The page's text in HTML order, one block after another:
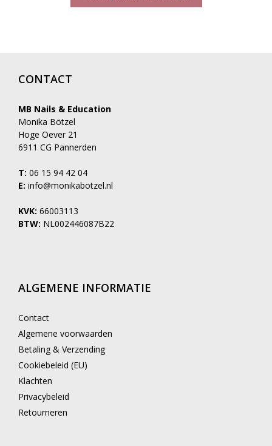
CONTACT
MB Nails & Education
Monika Bötzel
Hoge Oever 21
6911 CG Pannerden
T: 06 15 94 42 04
E: info@monikabotzel.nl
KVK: 66003113
BTW: NL002446087B22
ALGEMENE INFORMATIE
Contact
Algemene voorwaarden
Betaling & Verzending
Cookiebeleid (EU)
Klachten
Privacybeleid
Retourneren